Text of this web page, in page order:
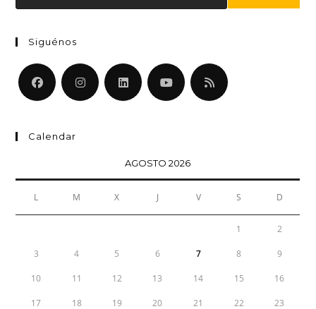
Siguénos
Calendar
AGOSTO 2026
L M X J V S D
1 2
3 4 5 6 7 8 9
10 11 12 13 14 15 16
17 18 19 20 21 22 23